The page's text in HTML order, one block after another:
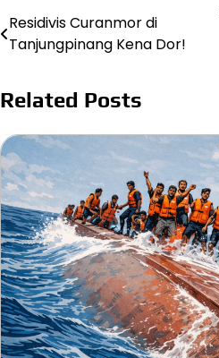
Post
navigation
Residivis Curanmor di
Tanjungpinang Kena Dor!
Related Posts